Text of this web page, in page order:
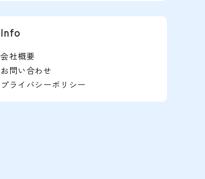
Info
会社概要
お問い合わせ
プライバシーポリシー